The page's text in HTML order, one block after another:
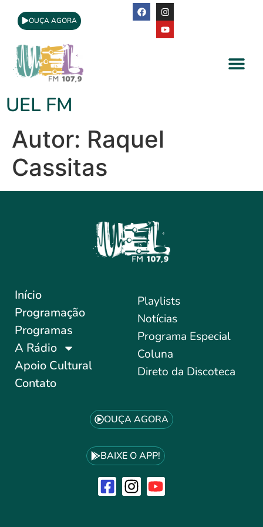
OUÇA AGORA
UEL FM
Autor: Raquel
Cassitas
Início
Programação
Programas
A Rádio
Apoio Cultural
Contato
Playlists
Notícias
Programa Especial
Coluna
Direto da Discoteca
OUÇA AGORA
BAIXE O APP!